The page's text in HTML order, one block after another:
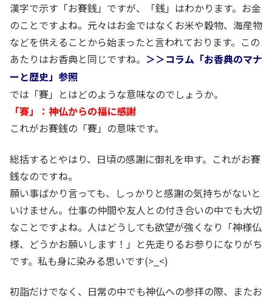
漢字で示す「お賽銭」ですが、「銭」はわかります。お金
のことですよね。元々はお金ではなくお米や穀物、海産物
などを供えることから始まったと言われております。この
あたりはお香典と同じですね。 ＞＞コラム「お香典のマナ
ーと歴史」参照
では「賽」とはどのような意味なのでしょうか。
「賽」：神仏からの福に感謝
これがお賽銭の「賽」の意味です。
総括するとやはり、日頃の感謝に御礼を申す。これがお賽
銭なのですね。
願い事ばかり言っても、しっかりと感謝の気持ちがないと
いけません。仕事の仲間や友人との付き合いの中でも大切
なことですよね。人はどうしても欲望が強くなり「神様仏
様、どうかお願いします！」と先走りるお参りになりがち
です。私も身に染みる思いです(>_<)
初詣だけでなく、日常の中でも神仏への参拝の際、またお